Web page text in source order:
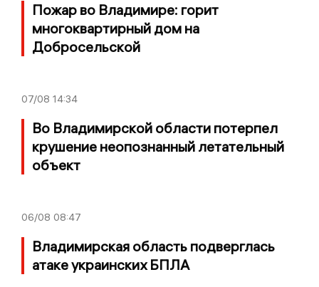
Пожар во Владимире: горит
многоквартирный дом на
Добросельской
07/08 14:34
Во Владимирской области потерпел
крушение неопознанный летательный
объект
06/08 08:47
Владимирская область подверглась
атаке украинских БПЛА